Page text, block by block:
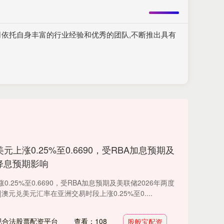
托自身丰富的行业经验和优秀的团队,不断推出具有
上涨0.25%至0.6690，受RBA加息预期及
预期影响
0.25%至0.6690，受RBA加息预期及美联储2026年两度
元兑美元汇率在亚洲交易时段上涨0.25%至0....
法股票配资平台 查看：108 股般宝配资